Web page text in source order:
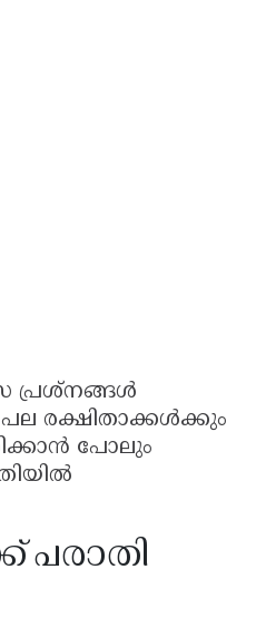
പ്രശ്‌നങ്ങൾ
പല രക്ഷിതാക്കൾക്കും
പോലും